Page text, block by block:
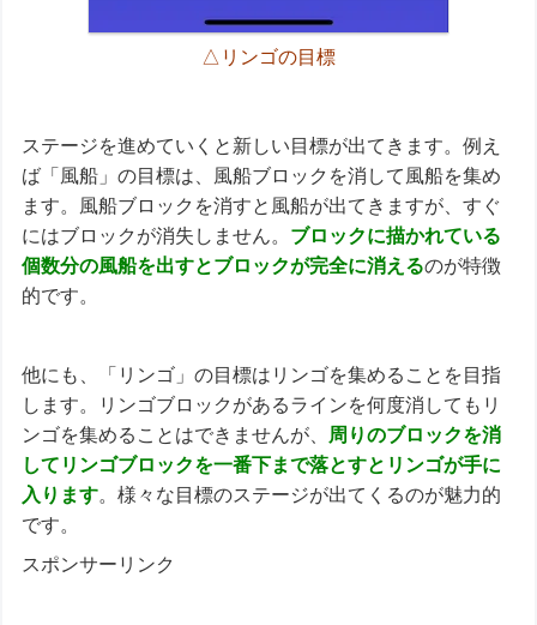
△リンゴの目標
ステージを進めていくと新しい目標が出てきます。例え
ば「風船」の目標は、風船ブロックを消して風船を集め
ます。風船ブロックを消すと風船が出てきますが、すぐ
にはブロックが消失しません。 ブロックに描かれている
個数分の風船を出すとブロックが完全に消えるのが特徴
的です。
他にも、「リンゴ」の目標はリンゴを集めることを目指
します。リンゴブロックがあるラインを何度消してもリ
ンゴを集めることはできませんが、
周りのブロックを消
してリンゴブロックを一番下まで落とすとリンゴが手に
入ります。様々な目標のステージが出てくるのが魅力的
です。
スポンサーリンク